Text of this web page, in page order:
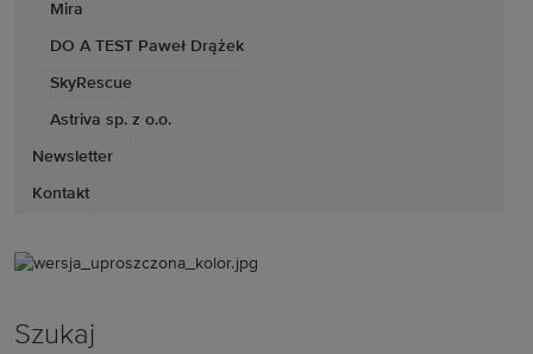
Mira
DO A TEST Paweł Drążek
SkyRescue
Astriva sp. z o.o.
Newsletter
Kontakt
Szukaj